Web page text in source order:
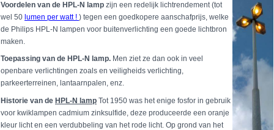
Voordelen van de HPL-N lamp zijn een redelijk lichtrendement (tot
wel 50 lumen per watt ! ) tegen een goedkopere aanschafprijs, welke
de Philips HPL-N lampen voor buitenverlichting een goede lichtbron
maken.
Toepassing van de HPL-N lamp. Men ziet ze dan ook in veel
openbare verlichtingen zoals en veiligheids verlichting,
parkeerterreinen, lantaarnpalen, enz.
Historie van de HPL-N lamp Tot 1950 was het enige fosfor in gebruik
voor kwiklampen cadmium zinksulfide, deze produceerde een oranje
kleur licht en een verdubbeling van het rode licht. Op grond van het